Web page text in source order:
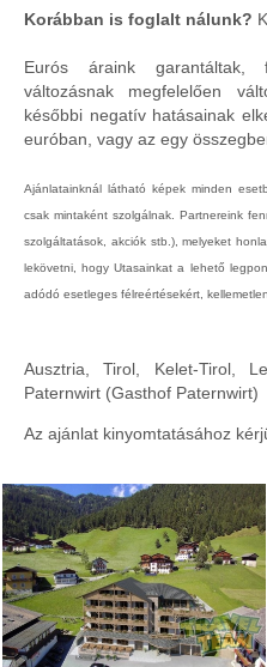
Korábban is foglalt nálunk?
Eurós áraink
változásnak megfelelően
későbbi negatív hatásainak
euróban, vagy az egy
Ajánlatainknál látható képek minden
csak mintaként szolgálnak. Partnereink
szolgáltatások, akciók stb.), melyeket
lekövetni, hogy Utasainkat a lehető
adódó esetleges félreértésekért,
Ausztria, Tirol, Kelet-Tirol,
Paternwirt (Gasthof Paternwirt)
Az ajánlat kinyomtatásához